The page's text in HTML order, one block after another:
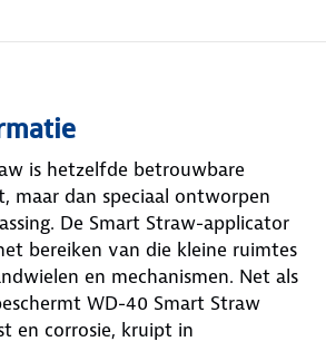
is hetzelfde betrouwbare
maar dan speciaal ontworpen
De Smart Straw-applicator
bereiken van die kleine ruimtes
en mechanismen. Net als
WD-40 Smart Straw
en corrosie, kruipt in